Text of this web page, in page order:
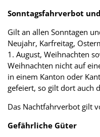
Sonntagsfahrverbot
Gilt an allen Sonntagen
Neujahr, Karfreitag,
1. August, Weihnachten
Weihnachten nicht auf
in einem Kanton oder
gefeiert, so gilt dort auch
Das Nachtfahrverbot gilt
Gefährliche Güter